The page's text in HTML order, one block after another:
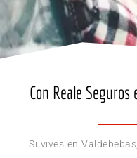
Con Reale
Si vives en Valdebebas,